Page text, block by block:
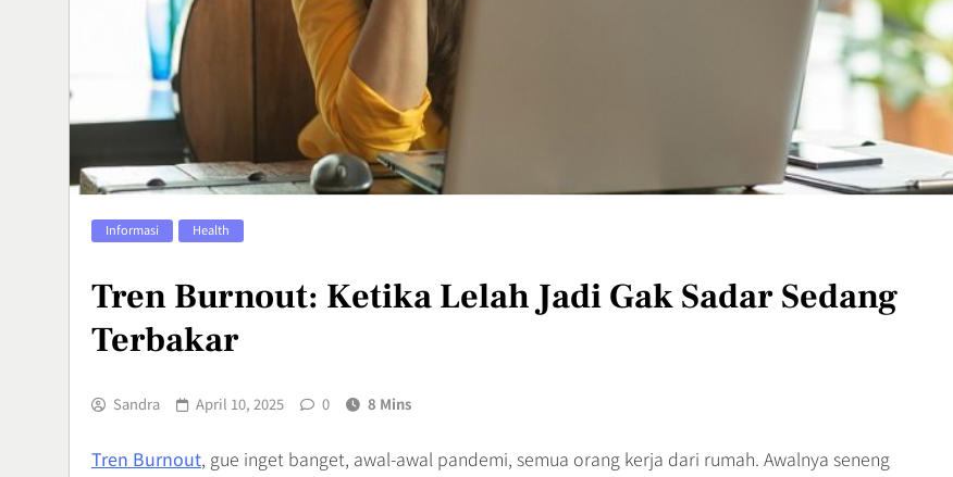
Informasi Health
Tren Burnout: Ketika Lelah Jadi Gak Sadar Sedang
Terbakar
Sandra April 10, 2025 0 8 Mins
Tren Burnout, gue inget banget, awal-awal pandemi, semua orang kerja dari rumah. Awalnya seneng
Olahraga Ekstrem yang
Menguji Skill dan Mental
Sports
8
Bisnis Kain Perca: Tips
Sukses Memulai Usaha
Kerajinan Handmade
Bussiness
4